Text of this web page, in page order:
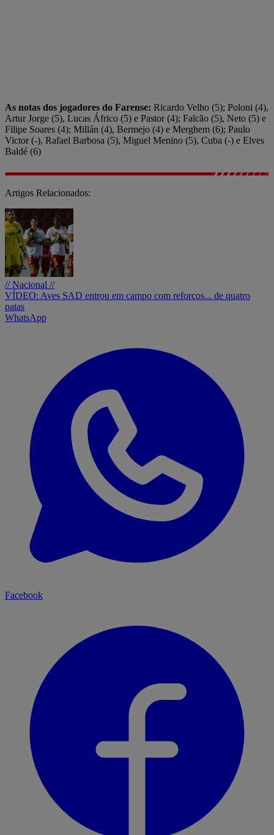
As notas dos jogadores do Farense: Ricardo Velho (5); Poloni (4),
Artur Jorge (5), Lucas Áfrico (5) e Pastor (4); Falcão (5), Neto (5) e
Filipe Soares (4); Millán (4), Bermejo (4) e Merghem (6); Paulo
Victor (-), Rafael Barbosa (5), Miguel Menino (5), Cuba (-) e Elves
Baldé (6)
Artigos Relacionados:
// Nacional //
VÍDEO: Aves SAD entrou em campo com reforços... de quatro
patas
WhatsApp
Facebook